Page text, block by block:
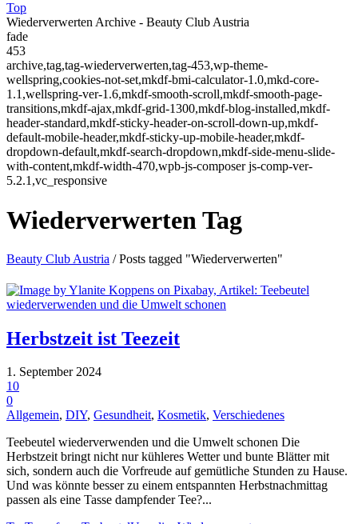
Top
Wiederverwerten Archive - Beauty Club Austria
fade
453
archive,tag,tag-wiederverwerten,tag-453,wp-theme-
wellspring,cookies-not-set,mkdf-bmi-calculator-1.0,mkd-core-
1.1,wellspring-ver-1.6,mkdf-smooth-scroll,mkdf-smooth-page-
transitions,mkdf-ajax,mkdf-grid-1300,mkdf-blog-installed,mkdf-
header-standard,mkdf-sticky-header-on-scroll-down-up,mkdf-
default-mobile-header,mkdf-sticky-up-mobile-header,mkdf-
dropdown-default,mkdf-search-dropdown,mkdf-side-menu-slide-
with-content,mkdf-width-470,wpb-js-composer js-comp-ver-
5.2.1,vc_responsive
Wiederverwerten Tag
Beauty Club Austria /Posts tagged "Wiederverwerten"
Herbstzeit ist Teezeit
1. September 2024
10
0
Allgemein, DIY, Gesundheit, Kosmetik, Verschiedenes
Teebeutel wiederverwenden und die Umwelt schonen Die
Herbstzeit bringt nicht nur kühleres Wetter und bunte Blätter mit
sich, sondern auch die Vorfreude auf gemütliche Stunden zu Hause.
Und was könnte besser zu einem entspannten Herbstnachmittag
passen als eine Tasse dampfender Tee?...